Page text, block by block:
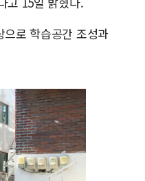
감소에 9월 동결 전망 우세
방위협정' 체결… 이스라엘·이
검토…"이르면 다음 주"
섬', 최근 1주일 이상 '올스톱'…
…시장은 "또 개입했나" 촉각
리뷰...美 고용 쇼크에 반도체주 '
로 학습공간 조성과